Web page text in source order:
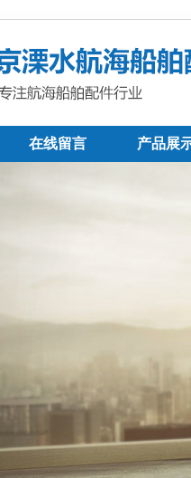
在线留言 产品展